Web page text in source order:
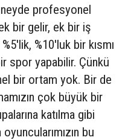
profesyonel
bir gelir, ek bir iş
%10'luk bir kısmı
spor yapabilir. Çünkü
bir ortam yok. Bir de
çok büyük bir
katılma gibi
bu